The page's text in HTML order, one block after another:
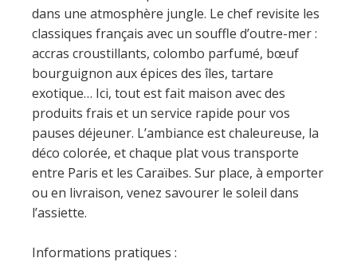
dans une atmosphère jungle. Le chef revisite les
classiques français avec un souffle d’outre-mer :
accras croustillants, colombo parfumé, bœuf
bourguignon aux épices des îles, tartare
exotique… Ici, tout est fait maison avec des
produits frais et un service rapide pour vos
pauses déjeuner. L’ambiance est chaleureuse, la
déco colorée, et chaque plat vous transporte
entre Paris et les Caraïbes. Sur place, à emporter
ou en livraison, venez savourer le soleil dans
l’assiette.
Informations pratiques :